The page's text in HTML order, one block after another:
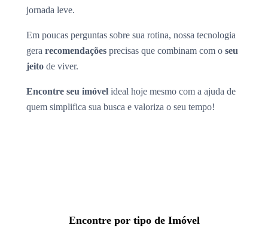
jornada leve.
Em poucas perguntas sobre sua rotina, nossa tecnologia
gera recomendações precisas que combinam com o seu
jeito de viver.
Encontre seu imóvel ideal hoje mesmo com a ajuda de
quem simplifica sua busca e valoriza o seu tempo!
Encontre por tipo de Imóvel